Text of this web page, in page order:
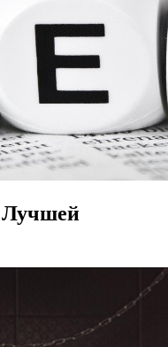
Лучшей